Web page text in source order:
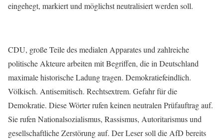
eingehegt, markiert und möglichst neutralisiert werden soll.
CDU, große Teile des medialen Apparates und zahlreiche
politische Akteure arbeiten mit Begriffen, die in Deutschland
maximale historische Ladung tragen. Demokratiefeindlich.
Völkisch. Antisemitisch. Rechtsextrem. Gefahr für die
Demokratie. Diese Wörter rufen keinen neutralen Prüfauftrag auf.
Sie rufen Nationalsozialismus, Rassismus, Autoritarismus und
gesellschaftliche Zerstörung auf. Der Leser soll die AfD bereits